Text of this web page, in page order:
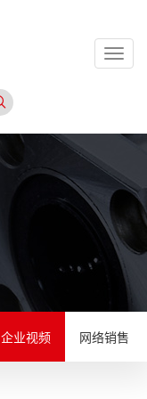
企业视频 网络销售